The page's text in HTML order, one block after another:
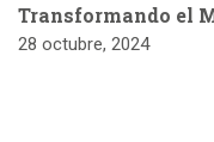
Transformando el
28 octubre, 2024